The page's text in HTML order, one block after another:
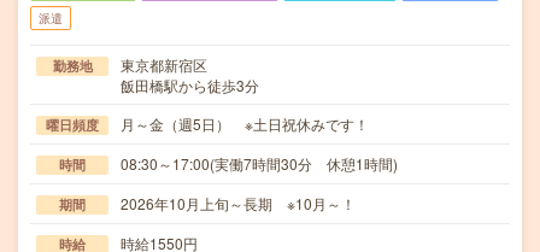
派遣
勤務地
東京都新宿区
飯田橋駅から徒歩3分
曜日頻度 月～金（週5日） ※土日祝休みです！
時間 08:30～17:00(実働7時間30分 休憩1時間)
期間 2026年10月上旬～長期 ※10月～！
時給 時給1550円